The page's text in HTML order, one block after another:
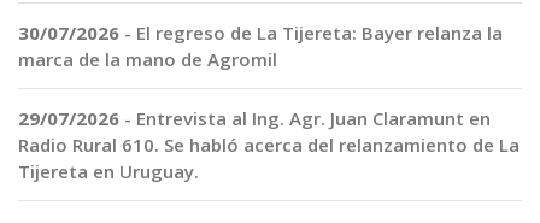
30/07/2026 - El regreso de La Tijereta: Bayer relanza la
marca de la mano de Agromil
29/07/2026 - Entrevista al Ing. Agr. Juan Claramunt en
Radio Rural 610. Se habló acerca del relanzamiento de La
Tijereta en Uruguay.